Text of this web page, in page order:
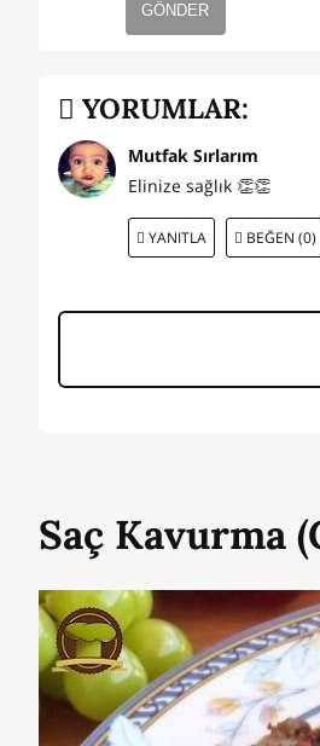
GÖNDER
YORUMLAR:
Mutfak Sırlarım
Elinize sağlık 👏👏
YANITLA BEĞEN (0)
Saç Kavurma